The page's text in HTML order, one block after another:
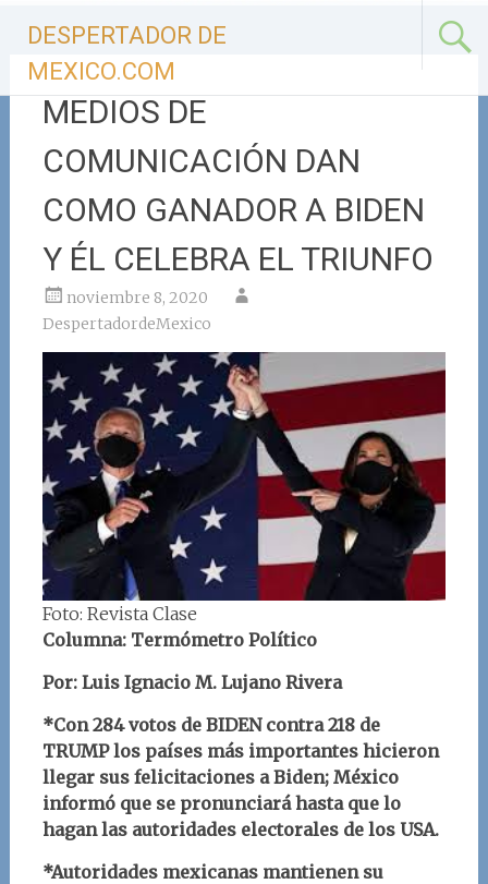
contenido
DESPERTADOR DE
MEXICO.COM
MEDIOS DE
COMUNICACIÓN DAN
COMO GANADOR A BIDEN
Y ÉL CELEBRA EL TRIUNFO
noviembre 8, 2020
DespertadordeMexico
Foto: Revista Clase
Columna: Termómetro Político
Por: Luis Ignacio M. Lujano Rivera
*Con 284 votos de BIDEN contra 218 de
TRUMP los países más importantes hicieron
llegar sus felicitaciones a Biden; México
informó que se pronunciará hasta que lo
hagan las autoridades electorales de los USA.
*Autoridades mexicanas mantienen su